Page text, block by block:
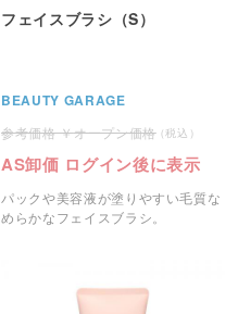
フェイスブラシ（S）
BEAUTY GARAGE
オープン価格
AS卸価 ログイン後に表示
パックや美容液が塗りやすい毛質な
めらかなフェイスブラシ。